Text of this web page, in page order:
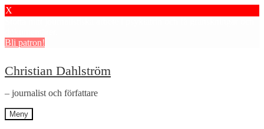
X
Bli patron!
Hoppa
till
navigering
Hoppa
till
innehåll
Christian Dahlström
– journalist och författare
Meny